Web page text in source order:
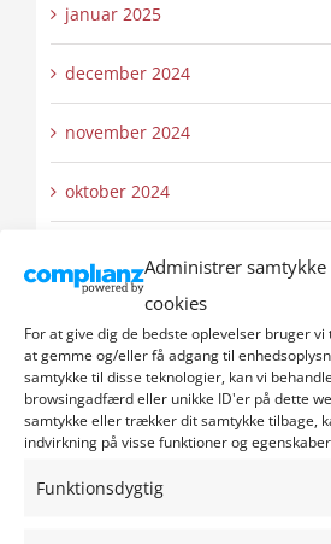
Administrer samtykke
cookies
For at give dig de bedste oplevelser bruger
at gemme og/eller få adgang til
samtykke til disse teknologier, kan vi
browsingadfærd eller unikke ID'er på dette
samtykke eller trækker dit samtykke tilbage,
indvirkning på visse funktioner og
Funktionsdygtig
januar 2025
december 2024
november 2024
oktober 2024
august 2024
juli 2024
juni 2024
maj 2024